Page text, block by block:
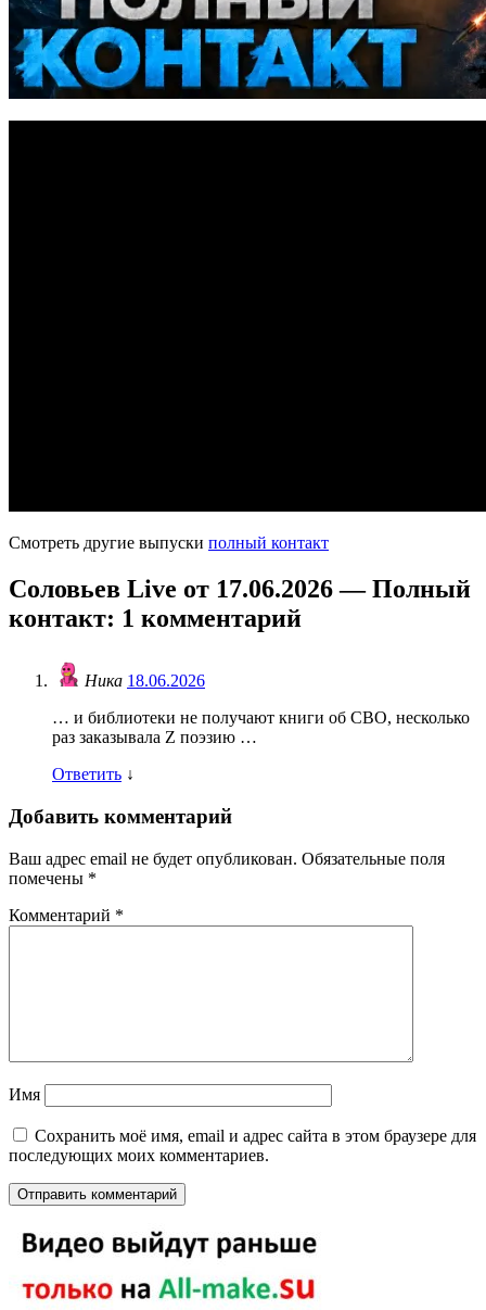
Смотреть другие выпуски полный контакт
Соловьев Live от 17.06.2026 — Полный
контакт: 1 комментарий
Ника 18.06.2026
… и библиотеки не получают книги об СВО, несколько
раз заказывала Z поэзию …
Ответить ↓
Добавить комментарий
Ваш адрес email не будет опубликован. Обязательные поля
помечены *
Комментарий *
Имя
Сохранить моё имя, email и адрес сайта в этом браузере для
последующих моих комментариев.